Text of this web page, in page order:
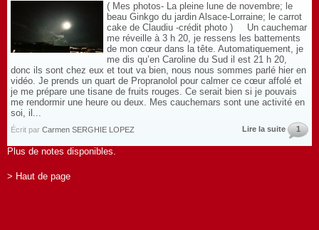
( Mes photos- La pleine lune de novembre; le
beau Ginkgo du jardin Alsace-Lorraine; le carrot
cake de Claudiu -crédit photo ) Un cauchemar
me réveille à 3 h 20, je ressens les battements
de mon cœur dans la tête. Automatiquement, je
me dis qu’en Caroline du Sud il est 21 h 20,
donc ils sont chez eux et tout va bien, nous nous sommes parlé hier en
vidéo. Je prends un quart de Propranolol pour calmer ce cœur affolé et
je me prépare une tisane de fruits rouges. Ce serait bien si je pouvais
me rendormir une heure ou deux. Mes cauchemars sont une activité en
soi, il...
Écrit par Carmen SERGHIE LOPEZ Lire la suite 1
Plus de notes disponibles.
> Haut de page